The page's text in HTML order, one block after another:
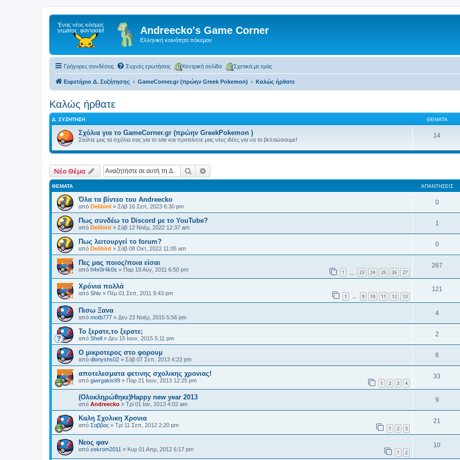
Andreecko's Game Corner
Ελληνική κοινότητα πόκεμον
Γρήγορες συνδέσεις Συχνές ερωτήσεις Κεντρική σελίδα Σχετικά με εμάς
Ευρετήριο Δ. Συζήτησης GameCorner.gr (πρώην Greek Pokemon) Kαλώς ήρθατε
Kαλώς ήρθατε
Δ. ΣΥΖΉΤΗΣΗ ΘΈΜΑΤΑ
Σχόλια για το GameCorner.gr (πρώην GreekPokemon )
Στείλτε μας τα σχόλια σας για το site και προτείνετε μας νέες ιδέες για να το βελτιώσουμε!
14
Νέο Θέμα Αναζήτηση
ΘΈΜΑΤΑ ΑΠΑΝΤΉΣΕΙΣ
Όλα τα βίντεο του Andreecko
από Delibird » Σάβ 16 Σεπ, 2023 6:30 pm
0
Πως συνδέω το Discord με το YouTube?
από Delibird » Σάβ 12 Νοέμ, 2022 12:37 am
1
Πως λειτουργεί το forum?
από Delibird » Σάβ 08 Οκτ, 2022 11:05 am
0
Πες μας ποιος/ποια είσαι
από h4x0r4k0s » Παρ 19 Αύγ, 2011 6:50 pm 1 23 24 25 26 27
267
Χρόνια πολλά
από Shiv » Πέμ 01 Σεπ, 2011 9:43 pm 1 … 9 10 11 12 13
121
Πισω Ξανα
από motb777 » Δευ 23 Νοέμ, 2015 5:56 pm
4
Το ξερατε,το ξερατε;
από Shell » Δευ 15 Ιουν, 2015 5:11 pm
2
O μικροτερος στο φορουμ
από dionyshs02 » Σάβ 07 Σεπ, 2013 4:22 pm
6
αποτελεσματα φετινης σχολικης χρονιας!
από giwrgakis99 » Παρ 21 Ιουν, 2013 12:25 pm 1 2 3 4
33
(Ολοκληρώθηκε)Happy new year 2013
από Andreecko » Τρί 01 Ιαν, 2013 4:02 am
9
Καλη Σχολικη Χρονια
από Σαββας » Τρί 11 Σεπ, 2012 2:20 pm 1 2 3
21
Νεος φαν
από zekrom2011 » Κυρ 01 Απρ, 2012 6:17 pm 1 2
10